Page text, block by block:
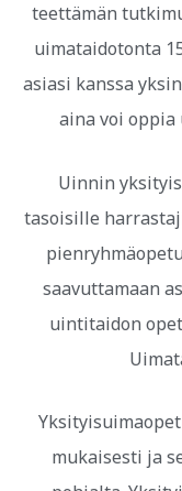
teettämän
uimataidotonta
asiasi kanssa
aina voi
Uinnin
tasoisille
saavuttamaan
uintitaidon
mukaisesti ja